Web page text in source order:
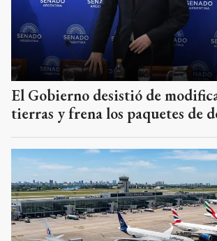
El Gobierno desistió de
tierras y frena los paquetes de